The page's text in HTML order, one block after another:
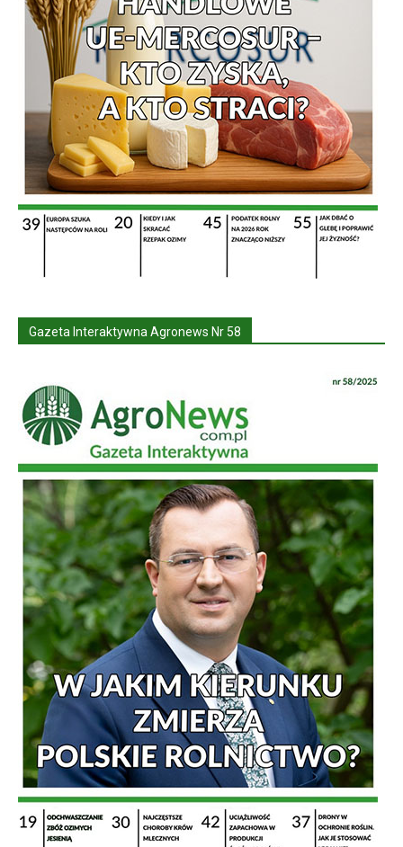
Gazeta Interaktywna Agronews Nr 58